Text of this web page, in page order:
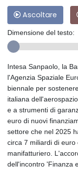
Ascoltare
Dimensione del testo:
Intesa Sanpaolo, la
l'Agenzia Spaziale
biennale per
italiana
e a strumenti di
euro di nuovi
settore che nel 2025
circa 7 miliardi di
manifatturiero.
dell'incontro 'Finanza